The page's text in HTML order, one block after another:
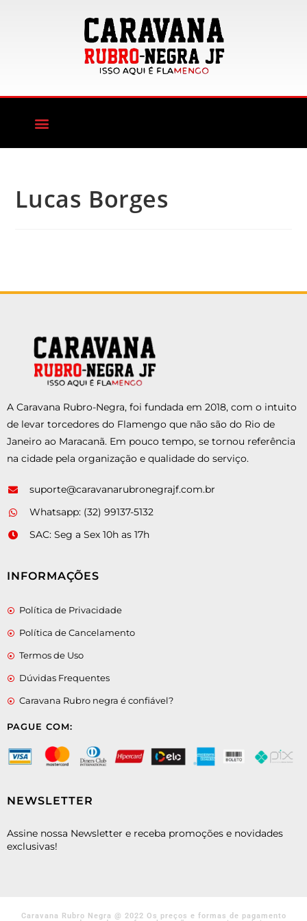
Lucas Borges
A Caravana Rubro-Negra, foi fundada em 2018, com o intuito
de levar torcedores do Flamengo que não são do Rio de
Janeiro ao Maracanã. Em pouco tempo, se tornou referência
na cidade pela organização e qualidade do serviço.
suporte@caravanarubronegrajf.com.br
Whatsapp: (32) 99137-5132
SAC: Seg a Sex 10h as 17h
INFORMAÇÕES
Política de Privacidade
Política de Cancelamento
Termos de Uso
Dúvidas Frequentes
Caravana Rubro negra é confiável?
PAGUE COM:
NEWSLETTER
Assine nossa Newsletter e receba promoções e novidades
exclusivas!
Caravana Rubro Negra @ 2022 Os preços e formas de pagamento